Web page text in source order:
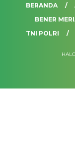
BERANDA
BENER
TNI POLRI